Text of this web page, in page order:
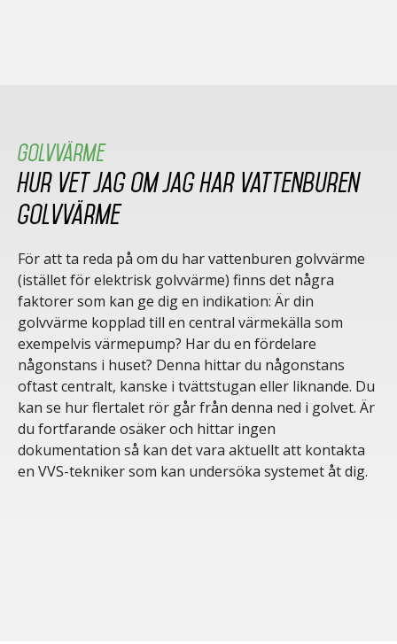
Golvvärme
Hur vet jag om jag har vattenburen
golvvärme
För att ta reda på om du har vattenburen golvvärme
(istället för elektrisk golvvärme) finns det några
faktorer som kan ge dig en indikation: Är din
golvvärme kopplad till en central värmekälla som
exempelvis värmepump? Har du en fördelare
någonstans i huset? Denna hittar du någonstans
oftast centralt, kanske i tvättstugan eller liknande. Du
kan se hur flertalet rör går från denna ned i golvet. Är
du fortfarande osäker och hittar ingen
dokumentation så kan det vara aktuellt att kontakta
en VVS-tekniker som kan undersöka systemet åt dig.